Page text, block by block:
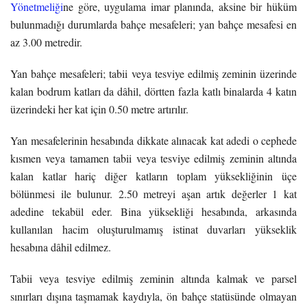
Yönetmeliğine göre, uygulama imar planında, aksine bir hüküm
bulunmadığı durumlarda bahçe mesafeleri; yan bahçe mesafesi en
az 3.00 metredir.
Yan bahçe mesafeleri; tabii veya tesviye edilmiş zeminin üzerinde
kalan bodrum katları da dâhil, dörtten fazla katlı binalarda 4 katın
üzerindeki her kat için 0.50 metre artırılır.
Yan mesafelerinin hesabında dikkate alınacak kat adedi o cephede
kısmen veya tamamen tabii veya tesviye edilmiş zeminin altında
kalan katlar hariç diğer katların toplam yüksekliğinin üçe
bölünmesi ile bulunur. 2.50 metreyi aşan artık değerler 1 kat
adedine tekabül eder. Bina yüksekliği hesabında, arkasında
kullanılan hacim oluşturulmamış istinat duvarları yükseklik
hesabına dâhil edilmez.
Tabii veya tesviye edilmiş zeminin altında kalmak ve parsel
sınırları dışına taşmamak kaydıyla, ön bahçe statüsünde olmayan